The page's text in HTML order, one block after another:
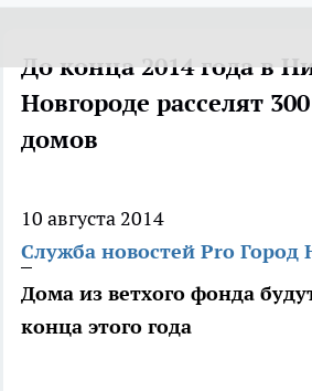
До конца 2014 года в
Новгороде расселят
домов
10 августа 2014
Служба новостей Pro Город
Дома из ветхого фонда
конца этого года